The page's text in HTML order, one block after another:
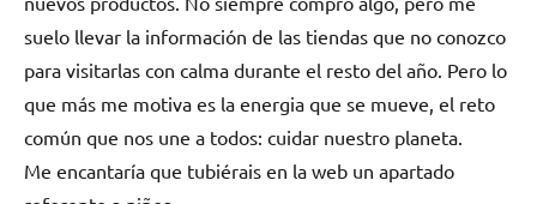
suelo llevar la información de las tiendas que no conozco
para visitarlas con calma durante el resto del año. Pero lo
que más me motiva es la energia que se mueve, el reto
común que nos une a todos: cuidar nuestro planeta.
Me encantaría que tubiérais en la web un apartado